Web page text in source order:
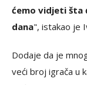
ćemo vidjeti šta
dana", istakao je
Dodaje da je
veći broj igrača u